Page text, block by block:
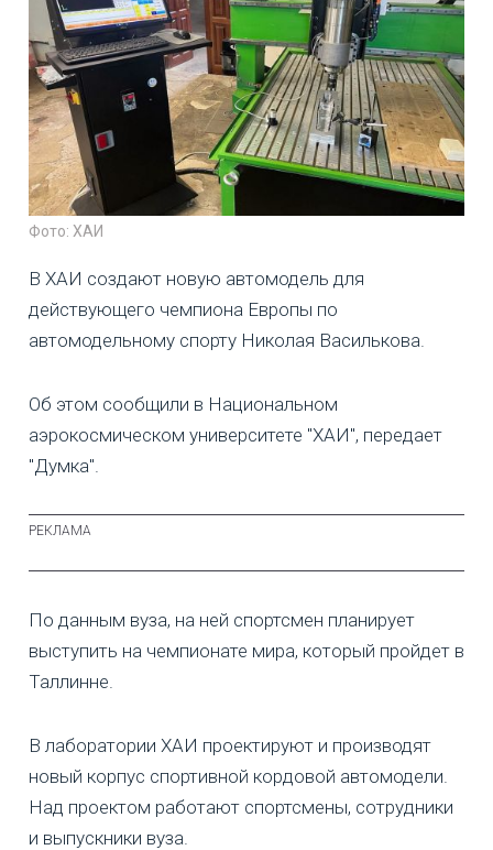
Фото: ХАИ
В ХАИ создают новую автомодель для
действующего чемпиона Европы по
автомодельному спорту Николая Василькова.
Об этом сообщили в Национальном
аэрокосмическом университете "ХАИ", передает
"Думка".
По данным вуза, на ней спортсмен планирует
выступить на чемпионате мира, который пройдет в
Таллинне.
В лаборатории ХАИ проектируют и производят
новый корпус спортивной кордовой автомодели.
Над проектом работают спортсмены, сотрудники
и выпускники вуза.